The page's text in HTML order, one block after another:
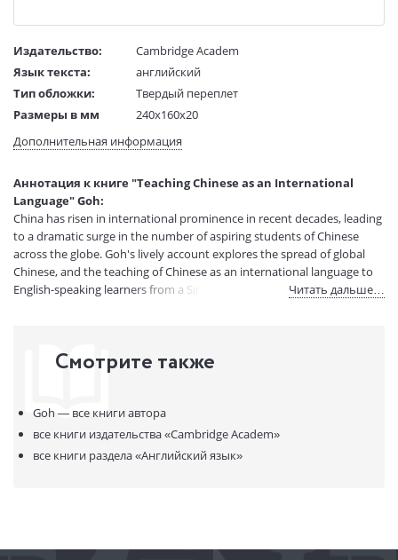
Издательство:
Cambridge Academ
Язык текста:
английский
Тип обложки:
Твердый переплет
Размеры в мм
240x160x20
Вес:
1 гр.
Код товара:
50034764
Артикул:
13391574
ISBN:
9781107052192
В продаже с:
08.04.2021
Дополнительная информация
Аннотация к книге "Teaching Chinese as an International
Language" Goh:
China has risen in international prominence in recent decades, leading
to a dramatic surge in the number of aspiring students of Chinese
across the globe. Goh's lively account explores the spread of global
Chinese, and the teaching of Chinese as an international language to
English-speaking learners from a Singapore perspective.Читать дальше…
Смотрите также
Goh — все книги автора
все книги издательства«Cambridge Academ»
все книги раздела«Английский язык»